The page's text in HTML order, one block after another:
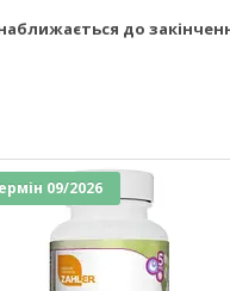
до
09/2026